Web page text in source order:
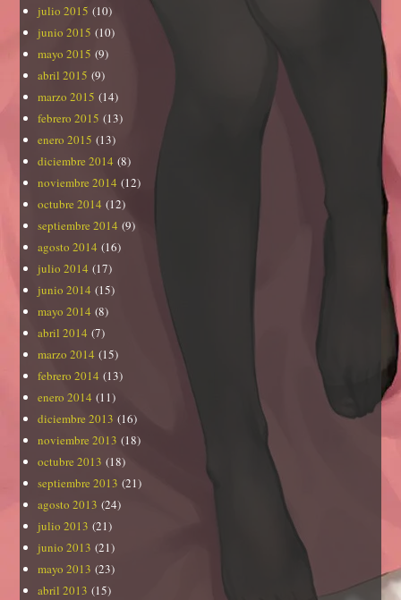
julio 2015 (10)
junio 2015 (10)
mayo 2015 (9)
abril 2015 (9)
marzo 2015 (14)
febrero 2015 (13)
enero 2015 (13)
diciembre 2014 (8)
noviembre 2014 (12)
octubre 2014 (12)
septiembre 2014 (9)
agosto 2014 (16)
julio 2014 (17)
junio 2014 (15)
mayo 2014 (8)
abril 2014 (7)
marzo 2014 (15)
febrero 2014 (13)
enero 2014 (11)
diciembre 2013 (16)
noviembre 2013 (18)
octubre 2013 (18)
septiembre 2013 (21)
agosto 2013 (24)
julio 2013 (21)
junio 2013 (21)
mayo 2013 (23)
abril 2013 (15)